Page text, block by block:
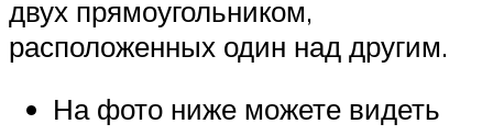
двух прямоугольником,
расположенных один над другим.
На фото ниже можете видеть